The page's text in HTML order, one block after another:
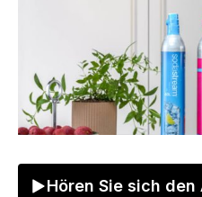
Hören Sie sich den